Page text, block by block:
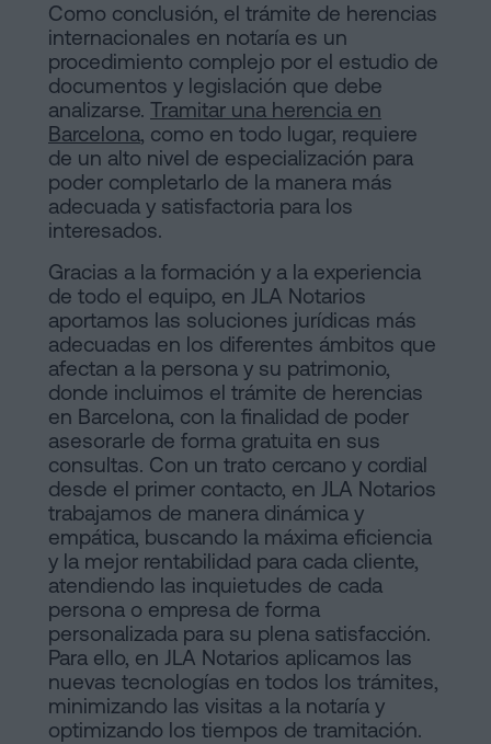
Como conclusión, el trámite de herencias
internacionales en notaría es un
procedimiento complejo por el estudio de
documentos y legislación que debe
analizarse. Tramitar una herencia en
Barcelona, como en todo lugar, requiere
de un alto nivel de especialización para
poder completarlo de la manera más
adecuada y satisfactoria para los
interesados.
Gracias a la formación y a la experiencia
de todo el equipo, en JLA Notarios
aportamos las soluciones jurídicas más
adecuadas en los diferentes ámbitos que
afectan a la persona y su patrimonio,
donde incluimos el trámite de herencias
en Barcelona, con la finalidad de poder
asesorarle de forma gratuita en sus
consultas. Con un trato cercano y cordial
desde el primer contacto, en JLA Notarios
trabajamos de manera dinámica y
empática, buscando la máxima eficiencia
y la mejor rentabilidad para cada cliente,
atendiendo las inquietudes de cada
persona o empresa de forma
personalizada para su plena satisfacción.
Para ello, en JLA Notarios aplicamos las
nuevas tecnologías en todos los trámites,
minimizando las visitas a la notaría y
optimizando los tiempos de tramitación.